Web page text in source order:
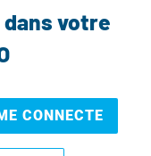
votre
CONNECTE